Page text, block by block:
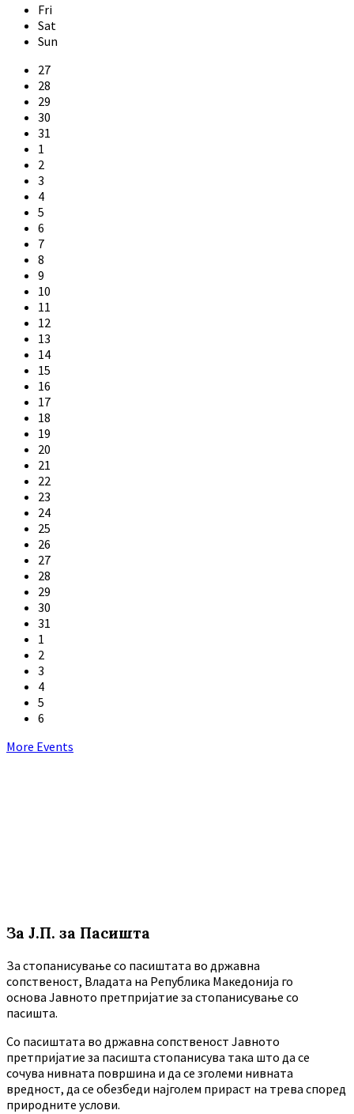
Fri
Sat
Sun
Skip
calendar
days
27
28
29
30
31
1
2
3
4
5
6
7
8
9
10
11
12
13
14
15
16
17
18
19
20
21
22
23
24
25
26
27
28
29
30
31
1
2
3
4
5
6
Back
More Events
За Ј.П. за Пасишта
За стопанисување со пасиштата во државна
сопственост, Владата на Република Македонија го
основа Јавното претпријатие за стопанисување со
пасишта.
Co пасиштата во државна сопственост Јавното
претпријатие за пасишта стопанисува така што да се
сочува нивната површина и да се зголеми нивната
вредност, да се обезбеди најголем прираст на трева според
природните услови.